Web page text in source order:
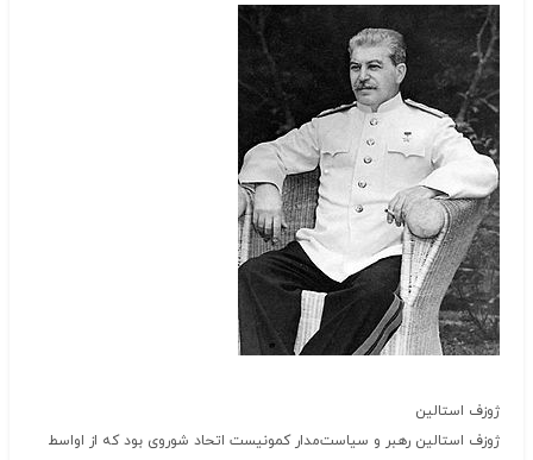
ژوزف استالین
ژوزف استالین رهبر و سیاست‌مدار کمونیست اتحاد شوروی بود که از اواسط